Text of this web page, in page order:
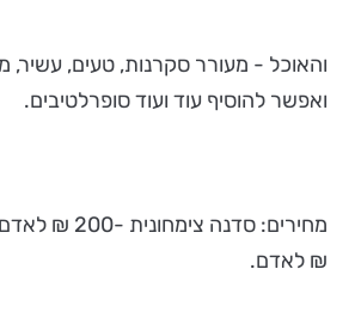
והאוכל - מעורר סקרנות, טעים, עשיר,
ואפשר להוסיף עוד ועוד סופרלטיבים.
₪ לאדם.